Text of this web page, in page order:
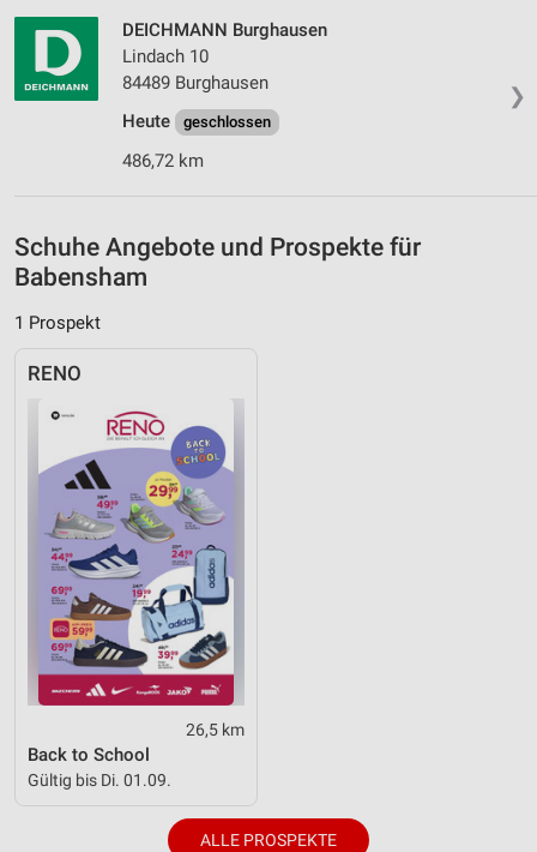
❯
DEICHMANN Burghausen
Lindach 10
84489 Burghausen
Heute
geschlossen
486,72 km
Schuhe Angebote und Prospekte für
Babensham
1 Prospekt
RENO
26,5 km
Back to School
Gültig bis Di. 01.09.
ALLE PROSPEKTE
Geräte anhand von aktiv angeforderten
Informationen identifizieren
Nicht-IAB-Verarbeitungszwecke:
Performance
Werbung